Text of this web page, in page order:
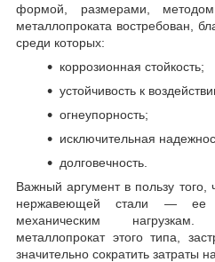
формой, размерами, методом
металлопроката востребован,
среди которых:
коррозионная стойкость;
устойчивость к
огнеупорность;
исключительная
долговечность.
Важный аргумент в пользу того,
нержавеющей стали — ее
механическим
металлопрокат этого типа,
значительно сократить затраты